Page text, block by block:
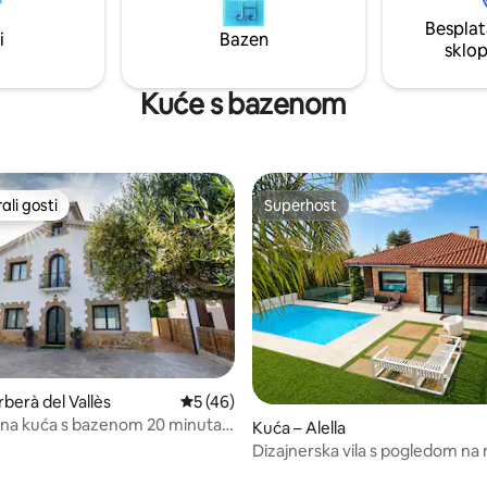
Bazen
Kuće s bazenom
rangiranima s oznakom „Odabrali gosti”
gosti
del Vallès Prosječna ocjena: 5/5, recenzija: 46
5 (46)
kuća s bazenom 20 minuta
Superhost
Superhost
Kuća – Alella
Dizajnerska vila s pogledom na